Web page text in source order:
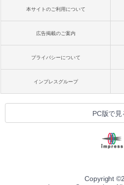
本サイトのご利用について
広告掲載のご案内
プライバシーについて
インプレスグループ
PC版で見
Copyright ©